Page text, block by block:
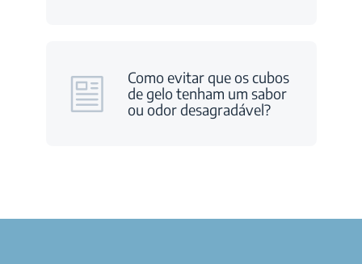
Como evitar que os cubos
de gelo tenham um sabor
ou odor desagradável?